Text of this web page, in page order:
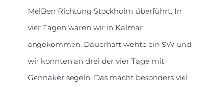
MelBen unterwegs in Stockholm
MelBen Richtung Stockholm überführt. In
vier Tagen waren wir in Kalmar
angekommen. Dauerhaft wehte ein SW und
wir konnten an drei der vier Tage mit
Gennaker segeln. Das macht besonders viel